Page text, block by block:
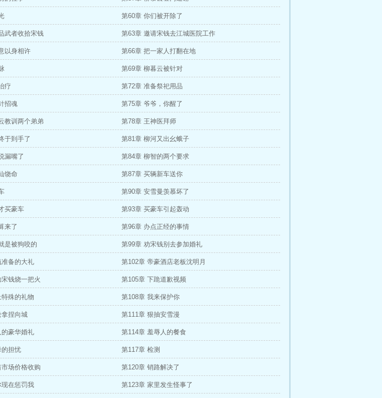
第60章 你们被开除了
武者收拾宋钱 第63章 邀请宋钱去江城医院工作
以身相许 第66章 把一家人打翻在地
第69章 柳暮云被针对
疗 第72章 准备祭祀用品
招魂 第75章 爷爷，你醒了
教训两个弟弟 第78章 王神医拜师
于到手了 第81章 柳河又出幺蛾子
漏嘴了 第84章 柳智的两个要求
饶命 第87章 买辆新车送你
第90章 安雪曼羡慕坏了
买豪车 第93章 买豪车引起轰动
来了 第96章 办点正经的事情
是被狗咬的 第99章 劝宋钱别去参加婚礼
备的大礼 第102章 帝豪酒店老板沈明月
钱烧一把火 第105章 下跪道歉视频
殊的礼物 第108章 我来保护你
捏向城 第111章 狠抽安雪漫
豪华婚礼 第114章 羞辱人的餐食
的担忧 第117章 检测
场价格收购 第120章 销路解决了
在惩罚我 第123章 家里发生怪事了